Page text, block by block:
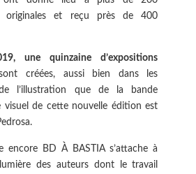
originales et reçu près de 400
une quinzaine d’expositions
créées, aussi bien dans les
l’illustration que de la bande
visuel de cette nouvelle édition est
encore BD À BASTIA s’attache à
des auteurs dont le travail